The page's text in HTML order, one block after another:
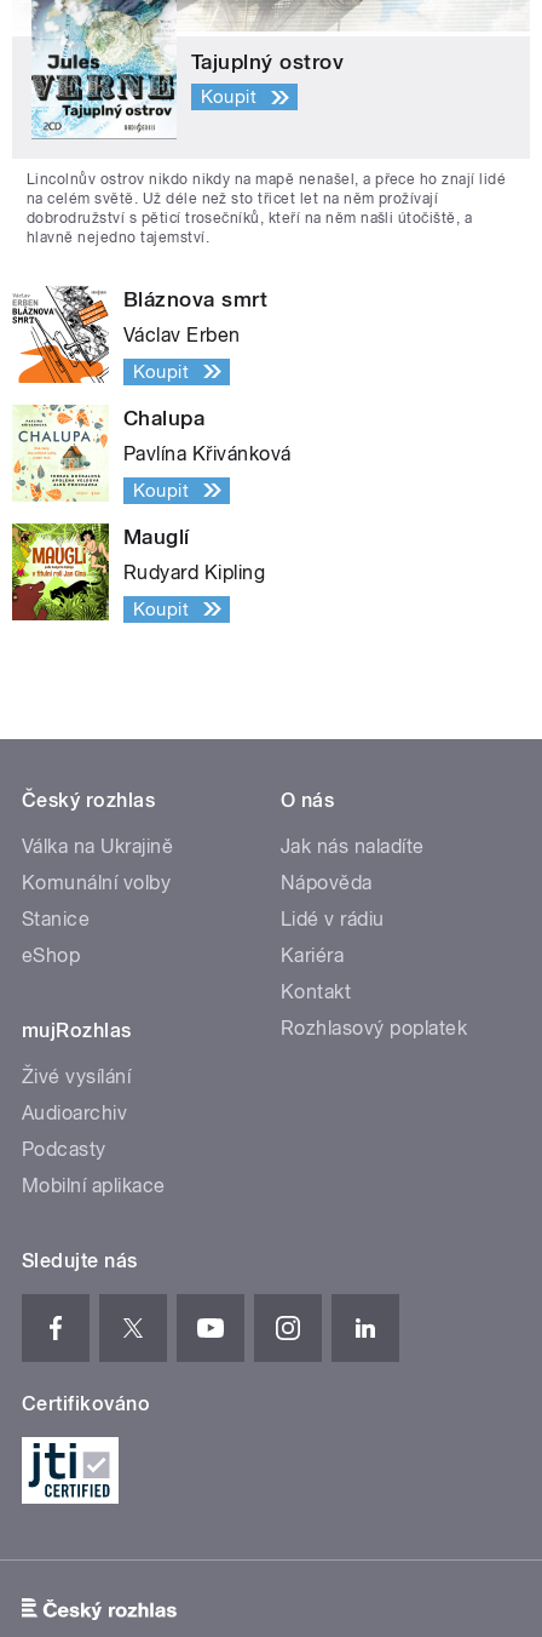
Tajuplný ostrov
Koupit
Lincolnův ostrov nikdo nikdy na mapě nenašel, a přece ho znají lidé
na celém světě. Už déle než sto třicet let na něm prožívají
dobrodružství s pěticí trosečníků, kteří na něm našli útočiště, a
hlavně nejedno tajemství.
Bláznova smrt
Václav Erben
Koupit
Chalupa
Pavlína Křivánková
Koupit
Mauglí
Rudyard Kipling
Koupit
Český rozhlas
Válka na Ukrajině
Komunální volby
Stanice
eShop
mujRozhlas
Živé vysílání
Audioarchiv
Podcasty
Mobilní aplikace
O nás
Jak nás naladíte
Nápověda
Lidé v rádiu
Kariéra
Kontakt
Rozhlasový poplatek
Sledujte nás
Certifikováno